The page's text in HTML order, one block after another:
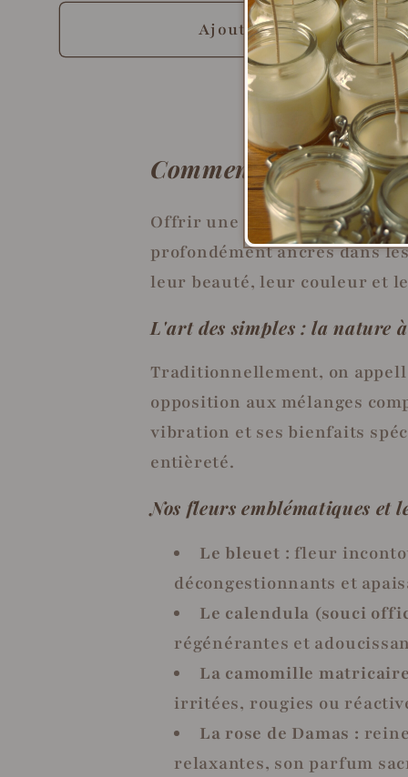
Ajouter
Comment utiliser nos
Offrir une place aux fleurs
profondément ancrés dans
leur beauté, leur couleur et
L'art des simples : la nature
Traditionnellement, on
opposition aux mélanges
vibration et ses bienfaits
entièreté.
Nos fleurs emblématiques et
Le bleuet : fleur
décongestionnants et
Le calendula (souci
régénérantes et
La camomille
irritées, rougies ou
La rose de Damas :
relaxantes, son parfum